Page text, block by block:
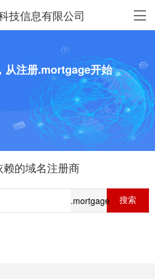
技信息有限公司
从注册.mortgage开始
赖的域名注册商
.mortgage